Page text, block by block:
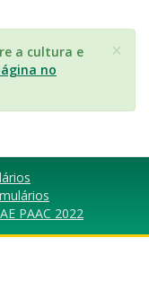
×
a cultura e
no
PAAC 2022